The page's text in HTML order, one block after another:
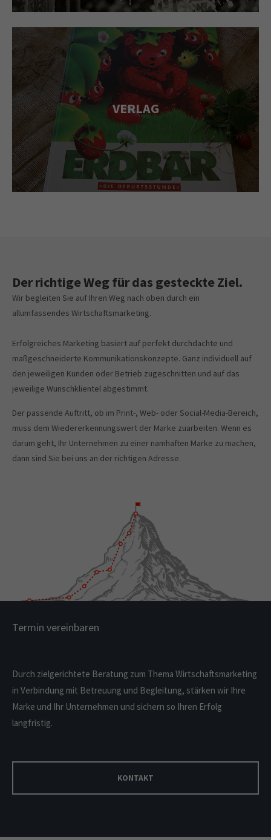
VERLAG
Der richtige Weg für das gesteckte Ziel.
Wir begleiten Sie auf Ihren Weg nach oben durch ein
allumfassendes Wirtschaftsmarketing.
Erfolgreiches Marketing basiert auf perfekt durchdachte und
maßgeschneiderte Kommunikationskonzepte. Ganz individuell auf
den jeweiligen Kunden oder Betrieb zugeschnitten und auf das
jeweilige Wunschklientel abgestimmt.
Der passende Auftritt, ob im Print-, Web- oder Social-Media-Bereich,
muss dem Wiedererkennungswert der Marke zuarbeiten. Wenn es
darum geht, Ihr Unternehmen zu einer namhaften Marke zu machen,
dann sind Sie bei uns an der richtigen Adresse.
Termin vereinbaren
Durch zielgerichtete Beratung zum Thema Wirtschaftsmarketing
in Verbindung mit Betreuung und Begleitung, stärken wir Ihre
Marke und Ihr Unternehmen und sichern so Ihren Erfolg
langfristig.
KONTAKT